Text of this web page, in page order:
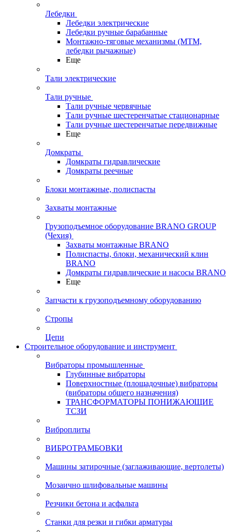
Лебедки
Лебедки электрические
Лебедки ручные барабанные
Монтажно-тяговые механизмы (МТМ,
лебедки рычажные)
Еще
Тали электрические
Тали ручные
Тали ручные червячные
Тали ручные шестеренчатые стационарные
Тали ручные шестеренчатые передвижные
Еще
Домкраты
Домкраты гидравлические
Домкраты реечные
Блоки монтажные, полиспасты
Захваты монтажные
Грузоподъемное оборудование BRANO GROUP
(Чехия)
Захваты монтажные BRANO
Полиспасты, блоки, механический клин
BRANO
Домкраты гидравлические и насосы BRANO
Еще
Запчасти к грузоподъемному оборудованию
Стропы
Цепи
Строительное оборудование и инструмент
Вибраторы промышленные
Глубинные вибраторы
Поверхностные (площадочные) вибраторы
(вибраторы общего назначения)
ТРАНСФОРМАТОРЫ ПОНИЖАЮЩИЕ
ТСЗИ
Виброплиты
ВИБРОТРАМБОВКИ
Машины затирочные (заглаживающие, вертолеты)
Мозаично шлифовальные машины
Резчики бетона и асфальта
Станки для резки и гибки арматуры